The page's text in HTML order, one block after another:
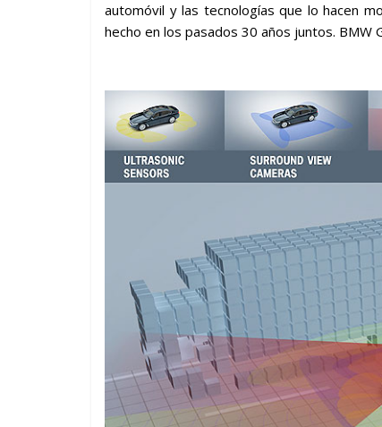
automóvil y las tecnologías que lo hacen
hecho en los pasados 30 años juntos.